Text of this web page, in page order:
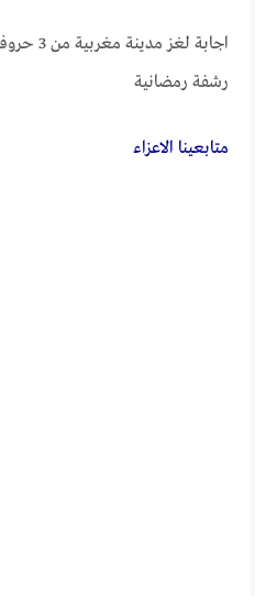
رشفة رمضانية
متابعــــينا الاعزاء